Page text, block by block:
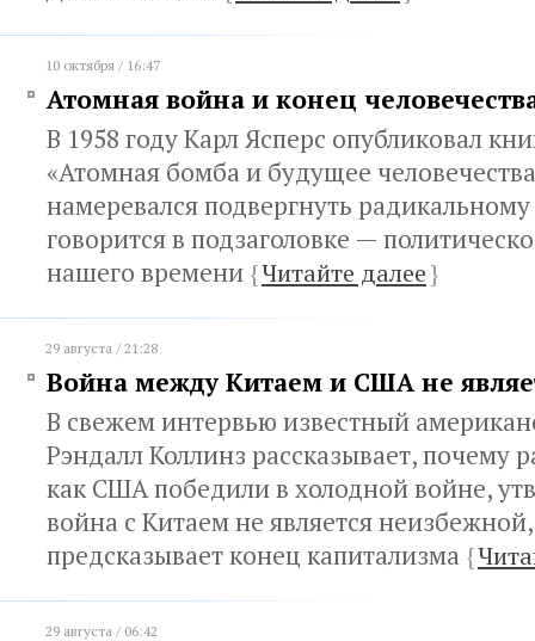
10 октября / 16:47
Атомная война и конец
В 1958 году Карл Ясперс опубликовал
«Атомная бомба и будущее
намеревался подвергнуть
говорится в подзаголовке —
нашего времени {Читайте далее}
29 августа / 21:28
Война между Китаем и США не
В свежем интервью известный
Рэндалл Коллинз рассказывает, почему
как США победили в холодной войне,
война с Китаем не является
предсказывает конец капитализма {
29 августа / 06:42